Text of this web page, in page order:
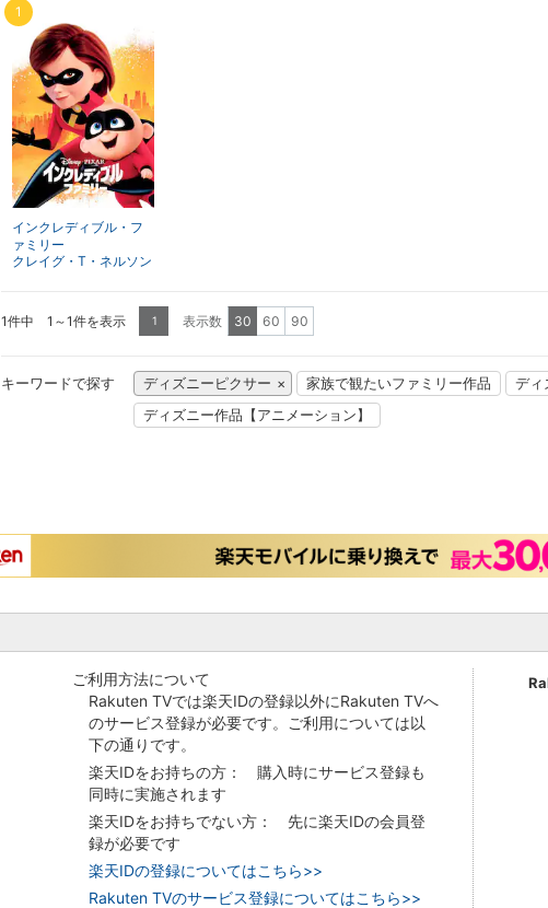
インクレディブル・フ
ァミリー
クレイグ・T・ネルソン
1
1件中 1～1件を表示 1 表示数 30 60 90
キーワードで探す ディズニーピクサー 家族で観たいファミリー作品 ディ
ディズニー作品【アニメーション】
ご利用方法について
Rakuten TVでは楽天IDの登録以外にRakuten TVへ
のサービス登録が必要です。ご利用については以
下の通りです。
楽天IDをお持ちの方： 購入時にサービス登録も
同時に実施されます
楽天IDをお持ちでない方： 先に楽天IDの会員登
録が必要です
楽天IDの登録についてはこちら>>
Rakuten TVのサービス登録についてはこちら>>